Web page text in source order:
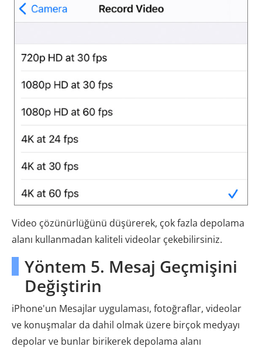
Video çözünürlüğünü düşürerek, çok fazla depolama
alanı kullanmadan kaliteli videolar çekebilirsiniz.
Yöntem 5. Mesaj Geçmişini
Değiştirin
iPhone'un Mesajlar uygulaması, fotoğraflar, videolar
ve konuşmalar da dahil olmak üzere birçok medyayı
depolar ve bunlar birikerek depolama alanı